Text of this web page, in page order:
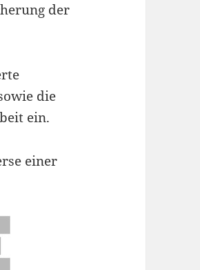
der
die
ein.
einer